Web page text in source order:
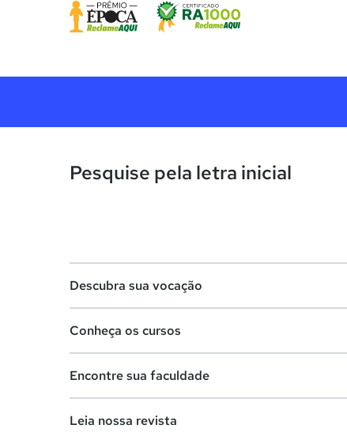
Pesquise pela letra inicial
Descubra sua vocação
Lista de profissões
Conheça os cursos
Cursos de graduação
Encontre sua faculdade
Leia nossa revista